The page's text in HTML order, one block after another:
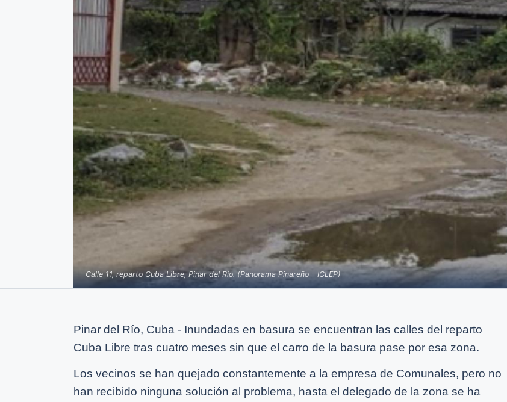
Calle 11, reparto Cuba Libre, Pinar del Río. (Panorama Pinareño - ICLEP)
Pinar del Río, Cuba - Inundadas en basura se encuentran las calles del reparto
Cuba Libre tras cuatro meses sin que el carro de la basura pase por esa zona.
Los vecinos se han quejado constantemente a la empresa de Comunales, pero no
han recibido ninguna solución al problema, hasta el delegado de la zona se ha